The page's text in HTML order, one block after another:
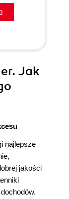
Jak
najlepsze
jakości